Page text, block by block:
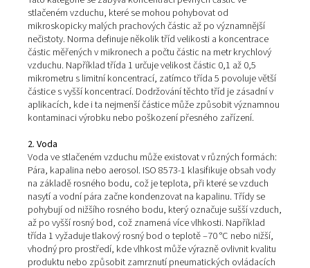
Tři klíčové oblasti normy ISO
8573-1
Norma ISO 8573-1 rozděluje čistotu vzduchu na tři
složky: pevné částice, vodu a olej. Každá kategorie má
specifické třídy, které definují úrovně koncentrace
znečišťujících látek, což poskytuje jasný rámec pro
kvality vzduchu v systémech stlačeného vzduchu.